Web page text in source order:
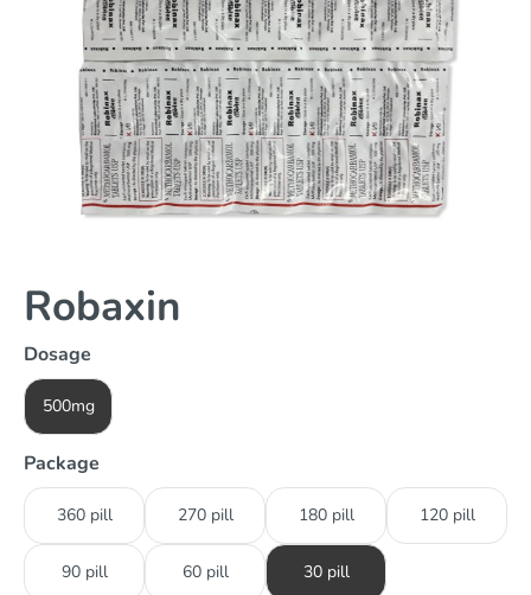
Robaxin
Dosage
500mg
Package
360 pill 270 pill 180 pill 120 pill
90 pill 60 pill 30 pill